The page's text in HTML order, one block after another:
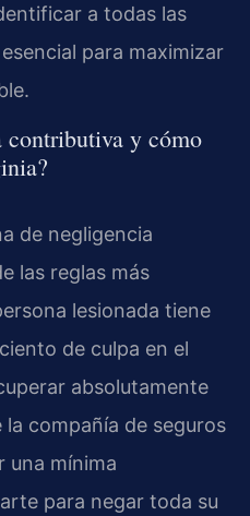
a todas las
para maximizar
contributiva y cómo
de negligencia
las reglas más
lesionada tiene
de culpa en el
absolutamente
compañía de seguros
una mínima
para negar toda su